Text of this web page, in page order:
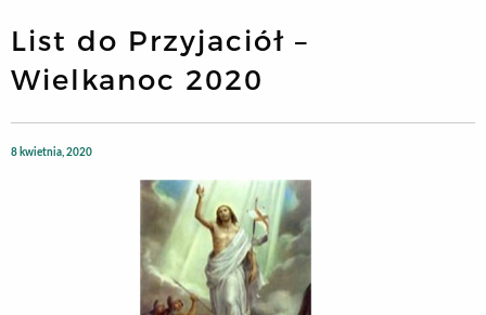
List do Przyjaciół –
Wielkanoc 2020
8 kwietnia, 2020